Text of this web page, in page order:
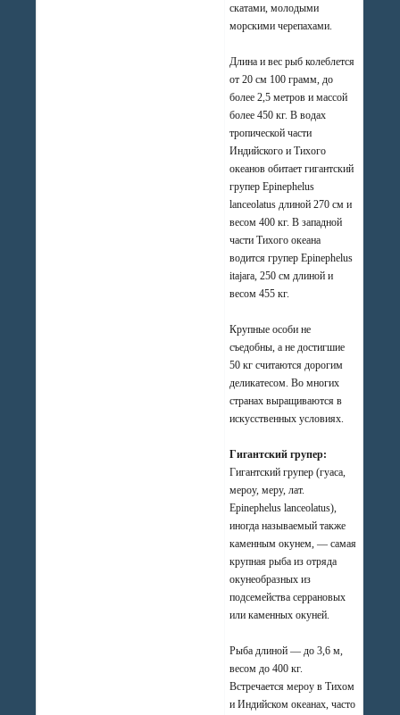
скатами, молодыми
морскими черепахами.
Длина и вес рыб колеблется
от 20 см 100 грамм, до
более 2,5 метров и массой
более 450 кг. В водах
тропической части
Индийского и Тихого
океанов обитает гигантский
групер Epinephelus
lanceolatus длиной 270 см и
весом 400 кг. В западной
части Тихого океана
водится групер Epinephelus
itajara, 250 см длиной и
весом 455 кг.
Крупные особи не
съедобны, а не достигшие
50 кг считаются дорогим
деликатесом. Во многих
странах выращиваются в
искусственных условиях.
Гигантский групер:
Гигантский групер (гуаса,
мероу, меру, лат.
Epinephelus lanceolatus),
иногда называемый также
каменным окунем, — самая
крупная рыба из отряда
окунеобразных из
подсемейства серрановых
или каменных окуней.
Рыба длиной — до 3,6 м,
весом до 400 кг.
Встречается мероу в Тихом
и Индийском океанах, часто